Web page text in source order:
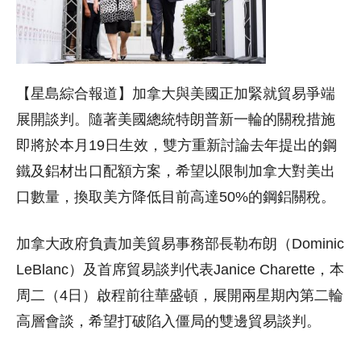
【星島綜合報道】加拿大與美國正加緊就貿易爭端
展開談判。隨著美國總統特朗普新一輪的關稅措施
即將於本月19日生效，雙方重新討論去年提出的鋼
鐵及鋁材出口配額方案，希望以限制加拿大對美出
口數量，換取美方降低目前高達50%的鋼鋁關稅。
加拿大政府負責加美貿易事務部長勒布朗（Dominic
LeBlanc）及首席貿易談判代表Janice Charette，本
周二（4日）啟程前往華盛頓，展開兩星期內第二輪
高層會談，希望打破陷入僵局的雙邊貿易談判。